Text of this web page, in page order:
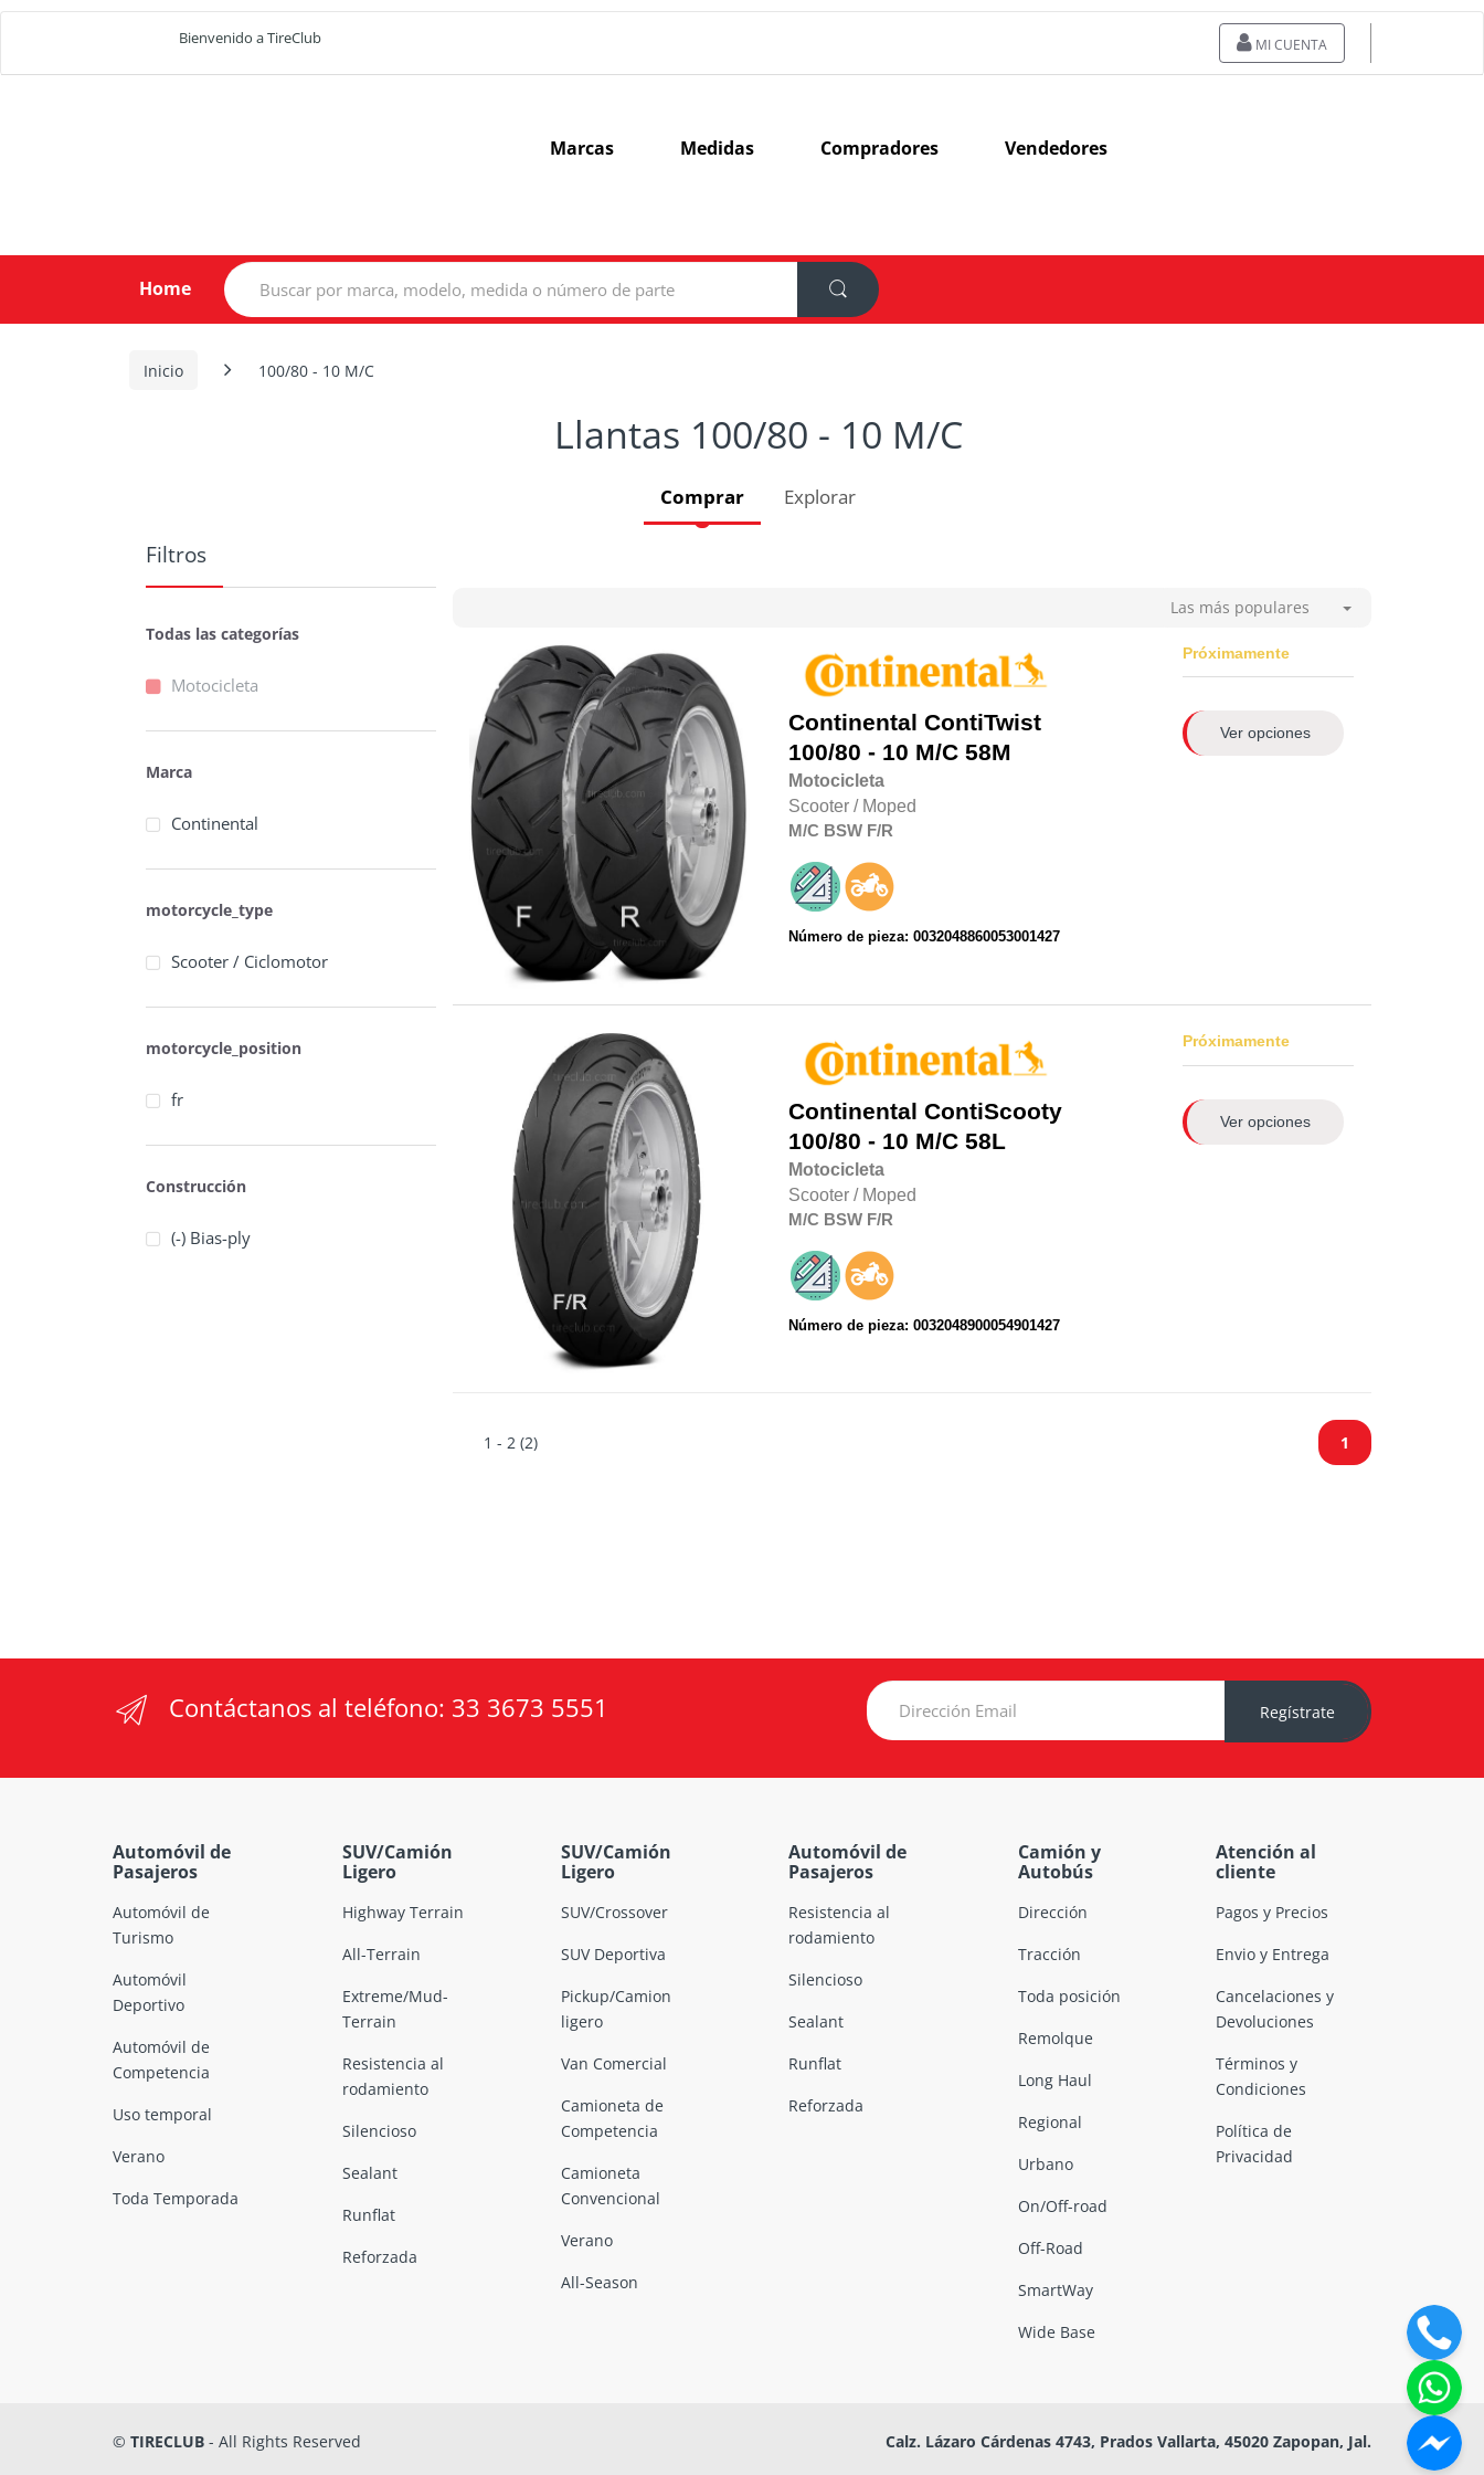
Bienvenido a TireClub MI CUENTA
Marcas Medidas Compradores Vendedores
Home
Search
for:
Inicio 100/80 - 10 M/C
Llantas 100/80 - 10 M/C
Comprar Explorar
Las más populares
Continental ContiTwist
100/80 - 10 M/C 58M
Motocicleta
Scooter / Moped
M/C BSW F/R
Número de pieza: 0032048860053001427
Próximamente
Ver opciones
Continental ContiScooty
100/80 - 10 M/C 58L
Motocicleta
Scooter / Moped
M/C BSW F/R
Número de pieza: 0032048900054901427
Próximamente
Ver opciones
1 - 2 (2) 1
Filtros
Todas las categorías
Motocicleta
Marca
Continental
motorcycle_type
Scooter / Ciclomotor
motorcycle_position
fr
Construcción
(-) Bias-ply
Contáctanos al teléfono: 33 3673 5551 Regístrate
Automóvil de
Pasajeros
Automóvil de
Turismo
Automóvil
Deportivo
Automóvil de
Competencia
Uso temporal
Verano
Toda Temporada
SUV/Camión
Ligero
Highway Terrain
All-Terrain
Extreme/Mud-
Terrain
Resistencia al
rodamiento
Silencioso
Sealant
Runflat
Reforzada
SUV/Camión
Ligero
SUV/Crossover
SUV Deportiva
Pickup/Camion
ligero
Van Comercial
Camioneta de
Competencia
Camioneta
Convencional
Verano
All-Season
Automóvil de
Pasajeros
Resistencia al
rodamiento
Silencioso
Sealant
Runflat
Reforzada
Camión y
Autobús
Dirección
Tracción
Toda posición
Remolque
Long Haul
Regional
Urbano
On/Off-road
Off-Road
SmartWay
Wide Base
Atención al
cliente
Pagos y Precios
Envio y Entrega
Cancelaciones y
Devoluciones
Términos y
Condiciones
Política de
Privacidad
© TIRECLUB - All Rights Reserved Calz. Lázaro Cárdenas 4743, Prados Vallarta, 45020 Zapopan, Jal.